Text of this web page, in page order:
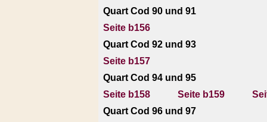
Quart Cod 90 und 91
Seite b156
Quart Cod 92 und 93
Seite b157
Quart Cod 94 und 95
Seite b158
Seite b159
Quart Cod 96 und 97